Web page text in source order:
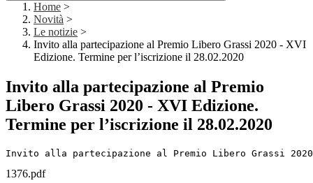
Home >
Novità >
Le notizie >
Invito alla partecipazione al Premio Libero Grassi 2020 - XVI
Edizione. Termine per l’iscrizione il 28.02.2020
Invito alla partecipazione al Premio
Libero Grassi 2020 - XVI Edizione.
Termine per l’iscrizione il 28.02.2020
Invito alla partecipazione al Premio Libero Grassi
1376.pdf